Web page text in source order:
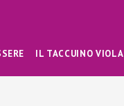
IL TACCUINO VIOLA